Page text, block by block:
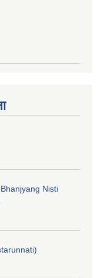
Nisti